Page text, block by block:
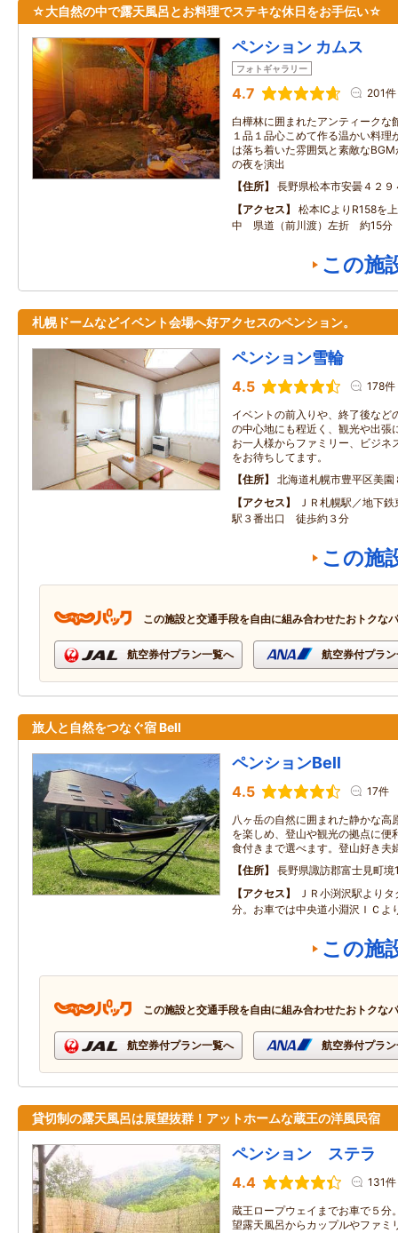
☆大自然の中で露天風呂とお料理でステキな休日をお手伝い☆
ペンション カムス
フォトギャラリー
4.7 201件
白樺林に囲まれたアンティークな
１品１品心こめて作る温かい料理
は落ち着いた雰囲気と素敵な
の夜を演出
住所
長野県松本市安曇４２９
アクセス
松本ICよりR158を
中 県道（前川渡）左折 約15分
この施
札幌ドームなどイベント会場へ好アクセスのペンション。
ペンション雪輪
4.5 178件
イベントの前入りや、終了後など
の中心地にも程近く、観光や出張
お一人様からファミリー、ビジネ
をお待ちしてます。
住所
北海道札幌市豊平区美園
アクセス
ＪＲ札幌駅／地下
駅３番出口 徒歩約３分
この施
この施設と交通手段を自由に組み合わせたおトクな
航空券付プラン一覧へ 航空券付プラ
旅人と自然をつなぐ宿 Bell
ペンションBell
4.5 17件
八ヶ岳の自然に囲まれた静かな高
を楽しめ、登山や観光の拠点に便
食付きまで選べます。登山好き夫
住所
長野県諏訪郡富士見町境
アクセス
ＪＲ小渕沢駅より
分。お車では中央道小淵沢ＩＣよ
この施
この施設と交通手段を自由に組み合わせたおトクな
航空券付プラン一覧へ 航空券付プラ
貸切制の露天風呂は展望抜群！アットホームな蔵王の洋風民宿
ペンション ステラ
4.4 131件
蔵王ロープウェイまでお車で５分
望露天風呂からカップルやファミ